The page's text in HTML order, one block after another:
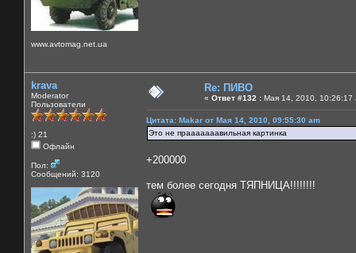
www.avtomag.net.ua
krava
Moderator
Пользователи
:) 21
Офлайн
Пол:
Сообщений: 3120
Re: ПИВО
« Ответ #132 : Мая 14, 2010, 10:26:17
Цитата: Makar от Мая 14, 2010, 09:55:30 am
Это не прааааааавильная картинка
+200000
тем более сегодня ТЯПНИЦА!!!!!!!!